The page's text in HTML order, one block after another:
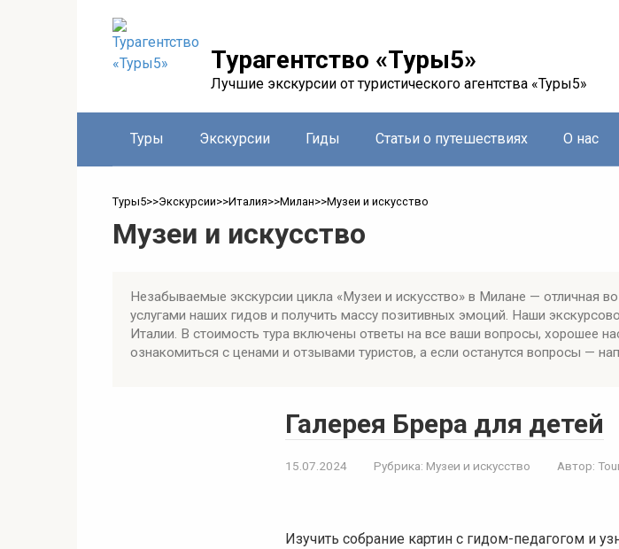
Турагентство «Туры5»
Лучшие экскурсии от туристического агентства «Туры5»
Туры Экскурсии Гиды Статьи о путешествиях О нас
Туры5>>Экскурсии>>Италия>>Милан>>Музеи и искусство
Музеи и искусство
Незабываемые экскурсии цикла «Музеи и искусство» в Милане — отличная
услугами наших гидов и получить массу позитивных эмоций. Наши
Италии. В стоимость тура включены ответы на все ваши вопросы, хорошее
ознакомиться с ценами и отзывами туристов, а если останутся вопросы —
Галерея Брера для детей
15.07.2024 Рубрика: Музеи и искусство Автор:
Изучить собрание картин с гидом-педагогом и